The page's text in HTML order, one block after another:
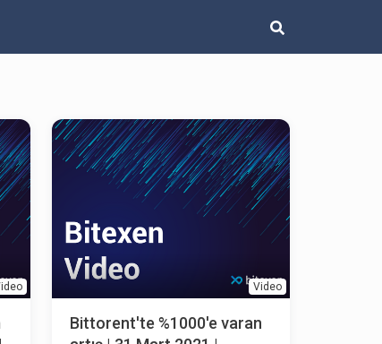
Video
Bittorent'te %1000'e varan